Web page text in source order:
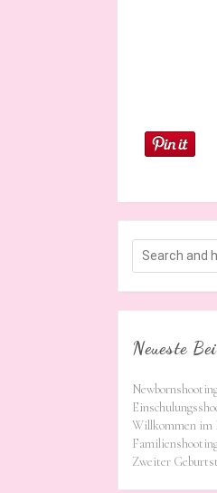
Neueste
Willkommen im
Zweiter